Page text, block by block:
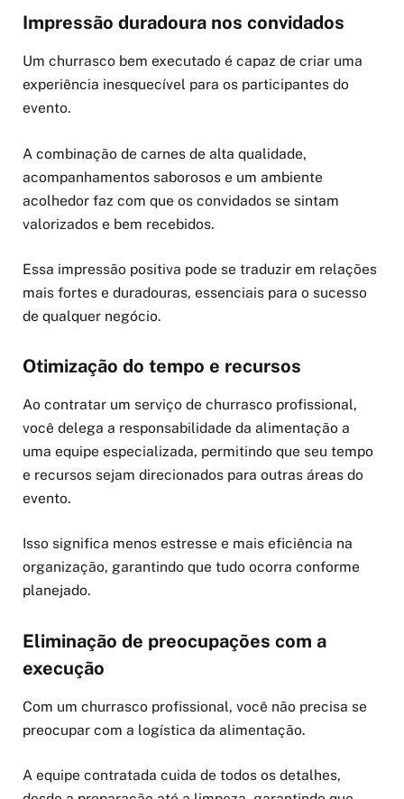
Impressão duradoura nos convidados
Um churrasco bem executado é capaz de criar uma
experiência inesquecível para os participantes do
evento.
A combinação de carnes de alta qualidade,
acompanhamentos saborosos e um ambiente
acolhedor faz com que os convidados se sintam
valorizados e bem recebidos.
Essa impressão positiva pode se traduzir em relações
mais fortes e duradouras, essenciais para o sucesso
de qualquer negócio.
Otimização do tempo e recursos
Ao contratar um serviço de churrasco profissional,
você delega a responsabilidade da alimentação a
uma equipe especializada, permitindo que seu tempo
e recursos sejam direcionados para outras áreas do
evento.
Isso significa menos estresse e mais eficiência na
organização, garantindo que tudo ocorra conforme
planejado.
Eliminação de preocupações com a
execução
Com um churrasco profissional, você não precisa se
preocupar com a logística da alimentação.
A equipe contratada cuida de todos os detalhes,